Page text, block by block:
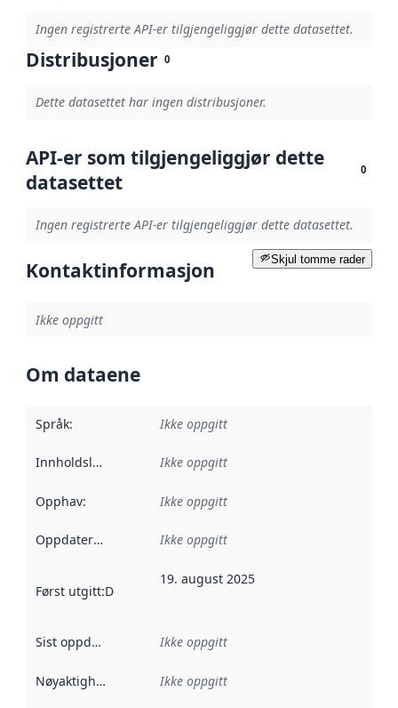
Ingen registrerte API-er tilgjengeliggjør dette datasettet.
Distribusjoner 0
Dette datasettet har ingen distribusjoner.
API-er som tilgjengeliggjør dette
datasettet
0
Ingen registrerte API-er tilgjengeliggjør dette datasettet.
Skjul tomme rader
Kontaktinformasjon
Ikke oppgitt
Om dataene
Språk: Ikke oppgitt
Innholdsleverandører :
Ikke oppgitt
Opphav: Ikke oppgitt
Oppdateringsfrekvens :
Ikke oppgitt
Først utgitt:Denne datoen sier når dataene i dette
19. august 2025
Sist oppdatert Ikke oppgitt
Nøyaktighet Ikke oppgitt